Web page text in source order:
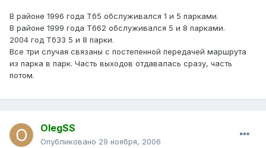
В районе 1996 года Тб5 обслуживался 1 и 5 парками.
В районе 1999 года Тб62 обслуживался 5 и 8 парками.
2004 год Тб33 5 и 8 парки.
Все три случая связаны с постепенной передачей маршрута
из парка в парк. Часть выходов отдавалась сразу, часть
потом.
OlegSS
Опубликовано 29 ноября, 2006